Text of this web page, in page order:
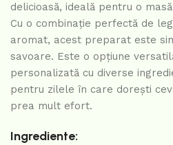
delicioasă, ideală pentru o
Cu o combinație perfectă de
aromat, acest preparat este
savoare. Este o opțiune
personalizată cu diverse
pentru zilele în care dorești
prea mult efort.
Ingrediente: